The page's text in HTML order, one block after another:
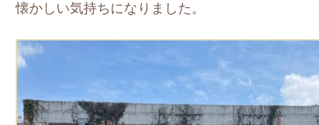
懐かしい気持ちになりました。